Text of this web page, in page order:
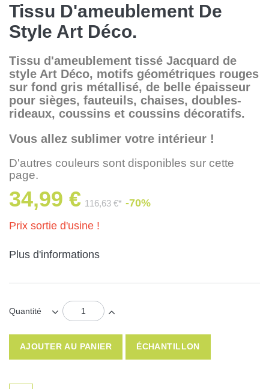
Tissu D'ameublement De
Style Art Déco.
Tissu d'ameublement tissé Jacquard de
style Art Déco, motifs géométriques rouges
sur fond gris métallisé, de belle épaisseur
pour sièges, fauteuils, chaises, doubles-
rideaux, coussins et coussins décoratifs.
Vous allez sublimer votre intérieur !
D'autres couleurs sont disponibles sur cette
page.
34,99 € 116,63 €* -70%
Prix sortie d'usine !
Plus d'informations
Quantité
AJOUTER AU PANIER ÉCHANTILLON